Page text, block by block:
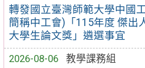
轉發國立臺灣師範大學中國
簡稱中工會)「115年度 傑出
大學生論文獎」遴選事宜
2026-08-06
教學課務組